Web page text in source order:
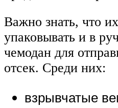
Важно знать, что
упаковывать и в
чемодан для
отсек. Среди них:
взрывчатые